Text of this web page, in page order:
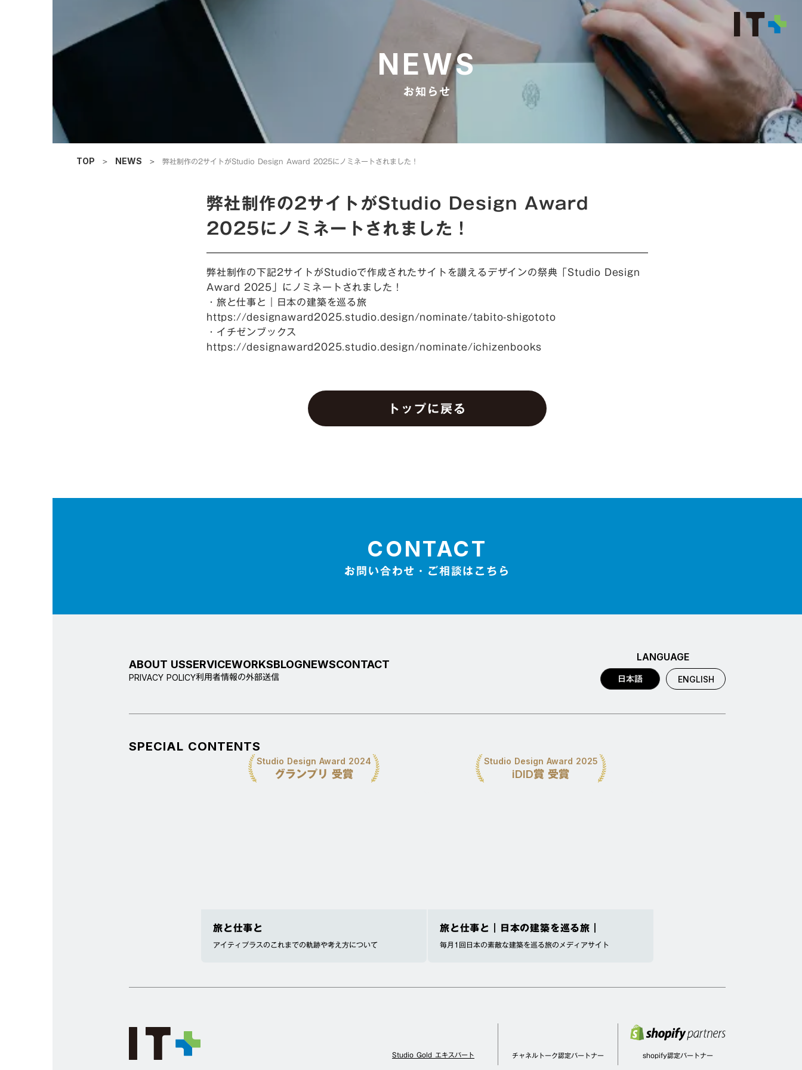
NEWS
お知らせ
TOP ＞ NEWS ＞ 弊社制作の2サイトがStudio Design Award 2025にノミネートされました！
弊社制作の2サイトがStudio Design Award
2025にノミネートされました！
弊社制作の下記2サイトがStudioで作成されたサイトを讃えるデザインの祭典「Studio Design
Award 2025」にノミネートされました！
・旅と仕事と｜日本の建築を巡る旅
https://designaward2025.studio.design/nominate/tabito-shigototo
・イチゼンブックス
https://designaward2025.studio.design/nominate/ichizenbooks
トップに戻る
CONTACT
お問い合わせ・ご相談はこちら
ABOUT USSERVICEWORKSBLOGNEWSCONTACT
PRIVACY POLICY利用者情報の外部送信
LANGUAGE
日本語 ENGLISH
SPECIAL CONTENTS
Studio Design Award 2024
グランプリ 受賞
旅と仕事と
アイティプラスのこれまでの軌跡や考え方について
Studio Design Award 2025
iDID賞 受賞
旅と仕事と｜日本の建築を巡る旅｜
毎月1回日本の素敵な建築を巡る旅のメディアサイト
Studio Gold エキスパート チャネルトーク認定パートナー shopify認定パートナー